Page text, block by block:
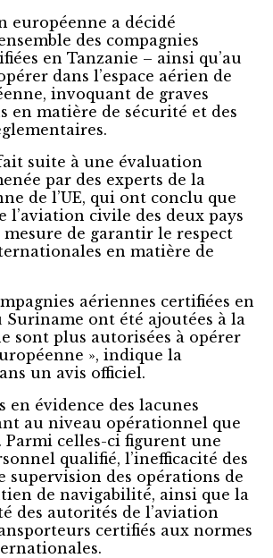
européenne a décidé
des compagnies
en Tanzanie – ainsi qu’au
dans l’espace aérien de
invoquant de graves
en matière de sécurité et des
suite à une évaluation
par des experts de la
de l’UE, qui ont conclu que
l’aviation civile des deux pays
mesure de garantir le respect
en matière de
aériennes certifiées en
Suriname ont été ajoutées à la
sont plus autorisées à opérer
», indique la
un avis officiel.
en évidence des lacunes
au niveau opérationnel que
Parmi celles-ci figurent une
qualifié, l’inefficacité des
supervision des opérations de
de navigabilité, ainsi que la
des autorités de l’aviation
certifiés aux normes